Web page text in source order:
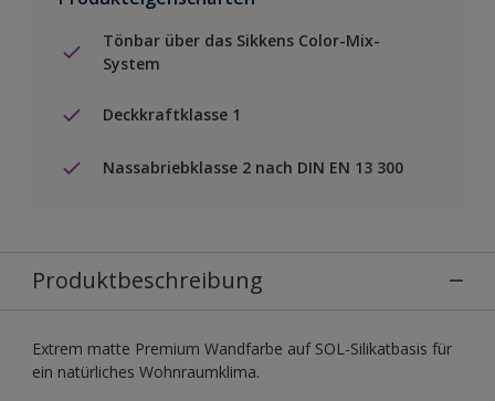
Tönbar über das Sikkens Color-Mix-
System
Deckkraftklasse 1
Nassabriebklasse 2 nach DIN EN 13 300
Produktbeschreibung
Extrem matte Premium Wandfarbe auf SOL-Silikatbasis für
ein natürliches Wohnraumklima.